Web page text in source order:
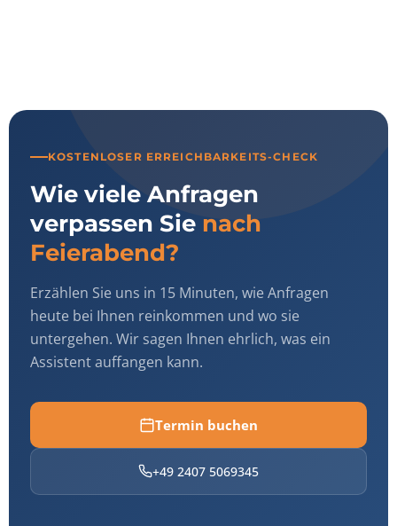
KOSTENLOSER ERREICHBARKEITS-CHECK
Wie viele Anfragen
verpassen Sie nach
Feierabend?
Erzählen Sie uns in 15 Minuten, wie Anfragen
heute bei Ihnen reinkommen und wo sie
untergehen. Wir sagen Ihnen ehrlich, was ein
Assistent auffangen kann.
Termin buchen
+49 2407 5069345